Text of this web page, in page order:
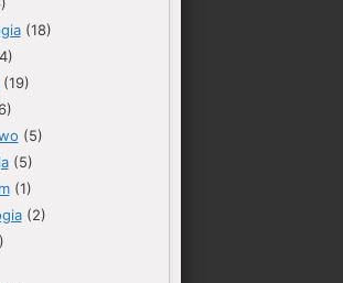
(18)
(5)
(5)
(1)
(2)